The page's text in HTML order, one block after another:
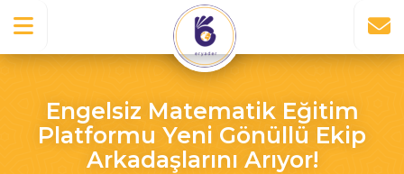
Engelsiz Matematik Eğitim
Platformu Yeni Gönüllü Ekip
Arkadaşlarını Arıyor!